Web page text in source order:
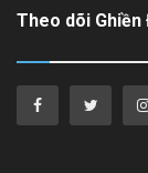
Theo dõi Ghiền